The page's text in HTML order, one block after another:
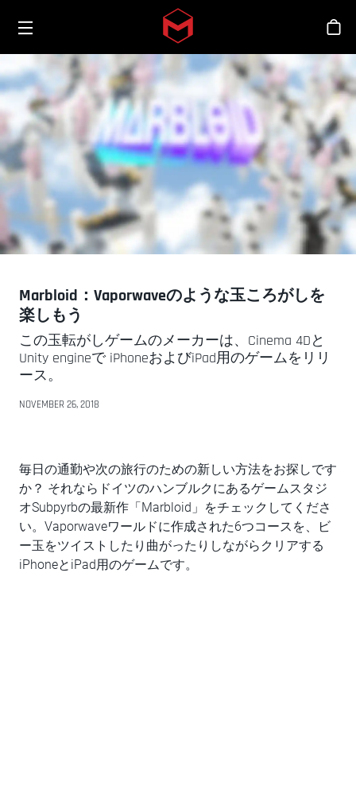
Skip to main content
Toggle menu
シ
Marbloid：Vaporwaveのような玉ころがしを
楽しもう
この玉転がしゲームのメーカーは、Cinema 4Dと
Unity engineで iPhoneおよびiPad用のゲームをリリ
ース。
NOVEMBER 26, 2018
毎日の通勤や次の旅行のための新しい方法をお探しです
か？ それならドイツのハンブルクにあるゲームスタジ
オSubpyrbの最新作「Marbloid」をチェックしてくださ
い。Vaporwaveワールドに作成された6つコースを、ビ
ー玉をツイストしたり曲がったりしながらクリアする
iPhoneとiPad用のゲームです。